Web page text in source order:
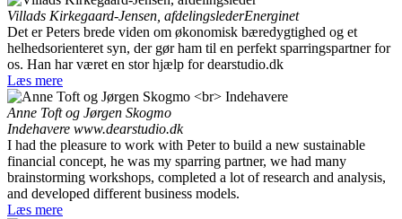
Villads Kirkegaard-Jensen, afdelingslederEnerginet
Det er Peters brede viden om økonomisk bæredygtighed og et
helhedsorienteret syn, der gør ham til en perfekt sparringspartner for
os. Han har været en stor hjælp for dearstudio.dk
Læs mere
Anne Toft og Jørgen Skogmo
Indehavere www.dearstudio.dk
I had the pleasure to work with Peter to build a new sustainable
financial concept, he was my sparring partner, we had many
brainstorming workshops, completed a lot of research and analysis,
and developed different business models.
Læs mere